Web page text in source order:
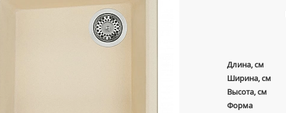
Длина, см
Ширина, см
Высота, см
Форма